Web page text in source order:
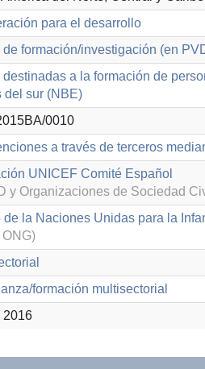
para el desarrollo
de formación/investigación (en
destinadas a la formación de
del sur (NBE)
0010
a través de terceros
UNICEF Comité Español
y Organizaciones de Sociedad
de la Naciones Unidas para la
formación multisectorial
2016